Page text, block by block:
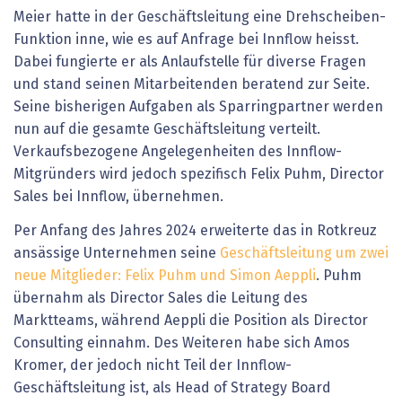
Meier hatte in der Geschäftsleitung eine Drehscheiben-
Funktion inne, wie es auf Anfrage bei Innflow heisst.
Dabei fungierte er als Anlaufstelle für diverse Fragen
und stand seinen Mitarbeitenden beratend zur Seite.
Seine bisherigen Aufgaben als Sparringpartner werden
nun auf die gesamte Geschäftsleitung verteilt.
Verkaufsbezogene Angelegenheiten des Innflow-
Mitgründers wird jedoch spezifisch Felix Puhm, Director
Sales bei Innflow, übernehmen.
Per Anfang des Jahres 2024 erweiterte das in Rotkreuz
ansässige Unternehmen seine Geschäftsleitung um zwei
neue Mitglieder: Felix Puhm und Simon Aeppli. Puhm
übernahm als Director Sales die Leitung des
Marktteams, während Aeppli die Position als Director
Consulting einnahm. Des Weiteren habe sich Amos
Kromer, der jedoch nicht Teil der Innflow-
Geschäftsleitung ist, als Head of Strategy Board